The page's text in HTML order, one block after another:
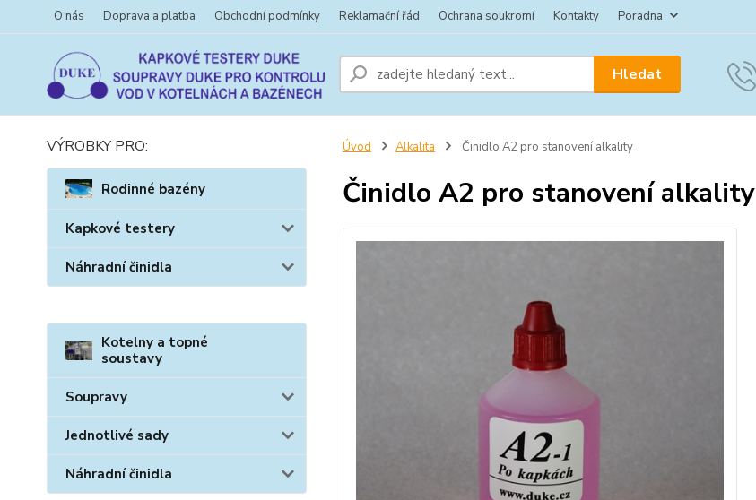
O nás Doprava a platba Obchodní podmínky Reklamační řád Ochrana soukromí Kontakty Poradna
Hledat
VÝROBKY PRO:
Rodinné bazény
Kapkové testery
Náhradní činidla
Kotelny a topné
soustavy
Soupravy
Jednotlivé sady
Náhradní činidla
Úvod Alkalita Činidlo A2 pro stanovení alkality
Činidlo A2 pro stanovení alkality